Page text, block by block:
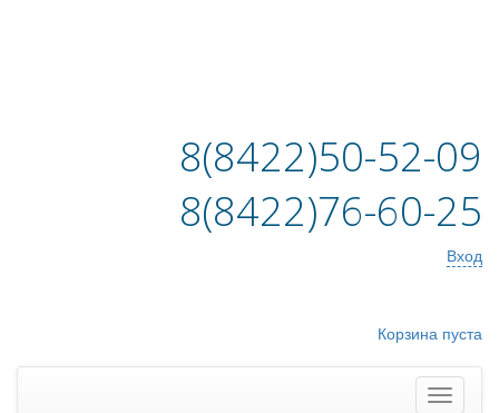
8(8422)50-52-09
8(8422)76-60-25
Вход
Корзина пуста